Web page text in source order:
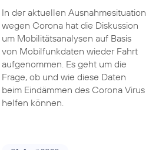
In der aktuellen Ausnahmesituation
wegen Corona hat die Diskussion
um Mobilitätsanalysen auf Basis
von Mobilfunkdaten wieder Fahrt
aufgenommen. Es geht um die
Frage, ob und wie diese Daten
beim Eindämmen des Corona Virus
helfen können.